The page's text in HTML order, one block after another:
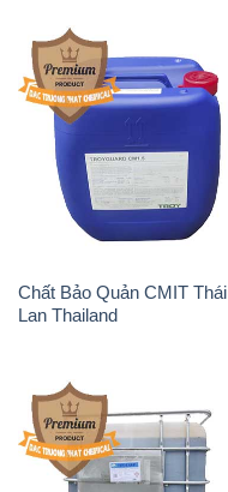
Chất Bảo Quản CMIT Thái
Lan Thailand